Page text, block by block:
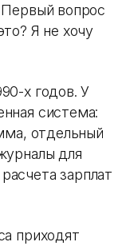
вопрос
Я не хочу
х годов. У
система:
отдельный
для
зарплат
приходят